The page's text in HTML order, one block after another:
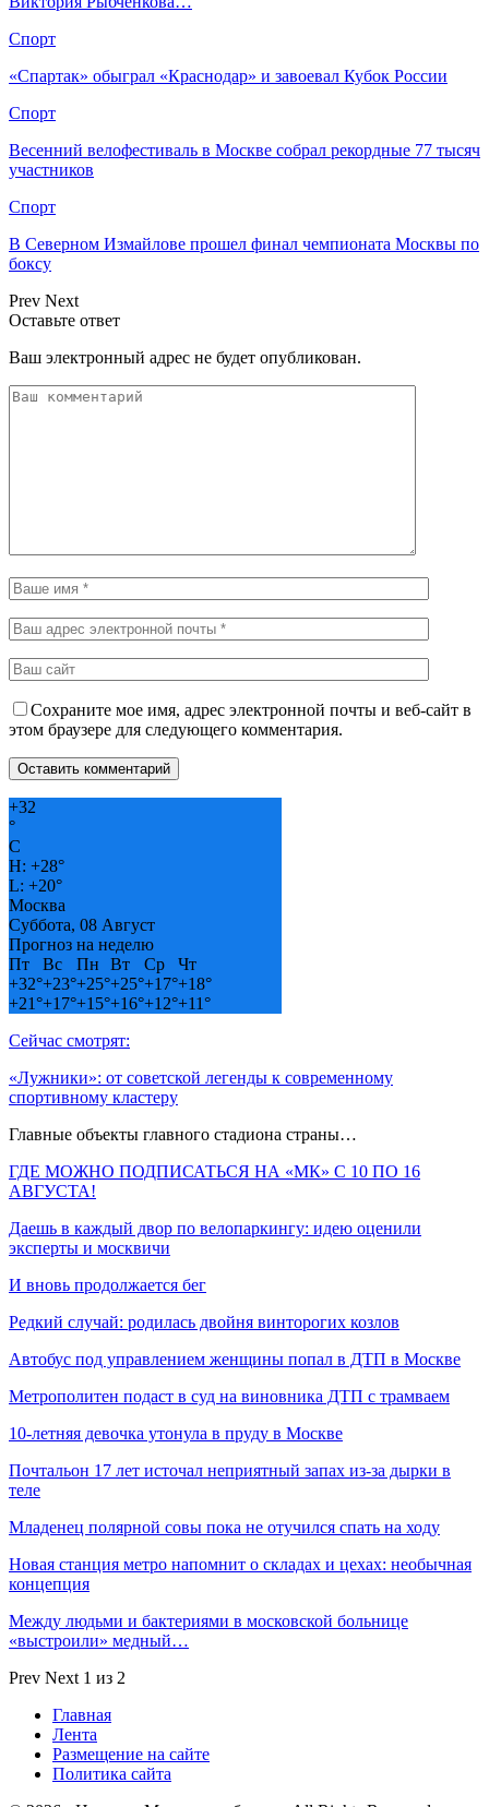
Спорт
«Спартак» обыграл «Краснодар» и завоевал Кубок России
Спорт
Весенний велофестиваль в Москве собрал рекордные 77 тысяч
участников
Спорт
В Северном Измайлове прошел финал чемпионата Москвы по
боксу
Prev Next
Оставьте ответ
Ваш электронный адрес не будет опубликован.
Сохраните мое имя, адрес электронной почты и веб-сайт в
этом браузере для следующего комментария.
+32
°
C
H: +28°
L: +20°
Москва
Суббота, 08 Август
Прогноз на неделю
Пт
Вс Пн Вт Ср
Чт
+32°+23°+25°+25°+17°+18°
+21°+17°+15°+16°+12°+11°
Сейчас смотрят:
«Лужники»: от советской легенды к современному
спортивному кластеру
Главные объекты главного стадиона страны…
ГДЕ МОЖНО ПОДПИСАТЬСЯ НА «МК» С 10 ПО 16
АВГУСТА!
Даешь в каждый двор по велопаркингу: идею оценили
эксперты и москвичи
И вновь продолжается бег
Редкий случай: родилась двойня винторогих козлов
Автобус под управлением женщины попал в ДТП в Москве
Метрополитен подаст в суд на виновника ДТП с трамваем
10-летняя девочка утонула в пруду в Москве
Почтальон 17 лет источал неприятный запах из-за дырки в
теле
Младенец полярной совы пока не отучился спать на ходу
Новая станция метро напомнит о складах и цехах: необычная
концепция
Между людьми и бактериями в московской больнице
«выстроили» медный…
Prev Next 1 из 2
Главная
Лента
Размещение на сайте
Политика сайта